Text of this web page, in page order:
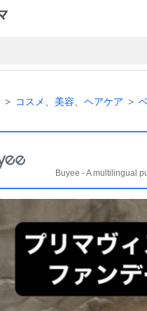
コスメ、美容、ヘアケア
Buyee - A multilingual